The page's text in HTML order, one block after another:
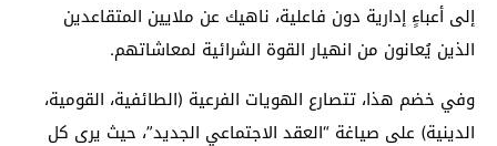
إلى أعباءٍ إدارية دون فاعلية، ناهيك عن ملايين المتقاعدين
الذين يُعانون من انهيار القوة الشرائية لمعاشاتهم.
وفي خضم هذا، تتصارع الهويات الفرعية (الطائفية، القومية،
الدينية) على صياغة “العقد الاجتماعي الجديد”، حيث يرى كل